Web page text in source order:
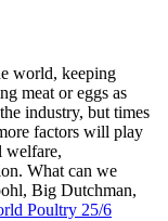
world, keeping
meat or eggs as
industry, but times
factors will play
welfare,
What can we
Big Dutchman,
Poultry 25/6